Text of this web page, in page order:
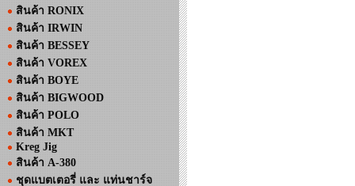
สินค้า RONIX
สินค้า IRWIN
สินค้า BESSEY
สินค้า VOREX
สินค้า BOYE
สินค้า BIGWOOD
สินค้า POLO
สินค้า MKT
Kreg Jig
สินค้า A-380
ชุดแบตเตอรี่ และ แท่นชาร์จ